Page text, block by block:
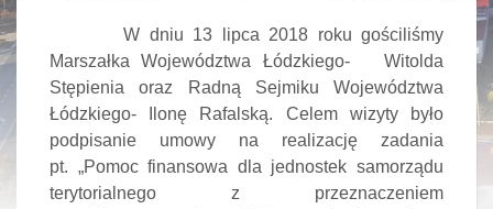
W dniu 13 lipca 2018 roku gościliśmy
Marszałka Województwa Łódzkiego- Witolda
Stępienia oraz Radną Sejmiku Województwa
Łódzkiego- Ilonę Rafalską. Celem wizyty było
podpisanie umowy na realizację zadania
pt. „Pomoc finansowa dla jednostek samorządu
terytorialnego z przeznaczeniem